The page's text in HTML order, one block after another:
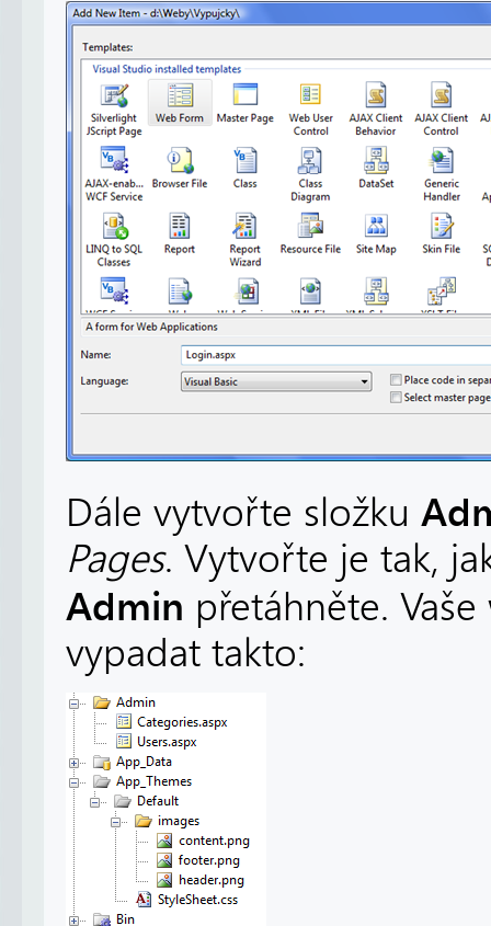
Dále vytvořte složku
Pages. Vytvořte je tak,
Admin přetáhněte.
vypadat takto: